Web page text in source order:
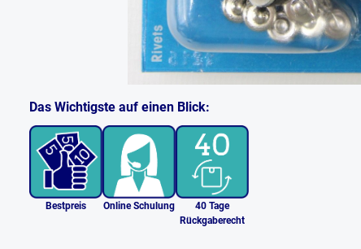
Das Wichtigste auf einen Blick:
Bestpreis Online Schulung
40 Tage
Rückgaberecht